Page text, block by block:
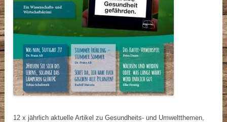
12 x jährlich aktuelle Artikel zu Gesundheits- und Umweltthemen,